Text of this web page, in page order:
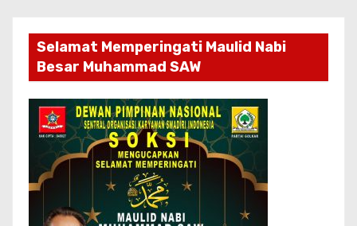
Selamat Memperingati Maulid Nabi
Besar Muhammad SAW